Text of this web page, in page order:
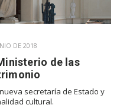
DE 2018
de las
secretaría de Estado y
cultural.